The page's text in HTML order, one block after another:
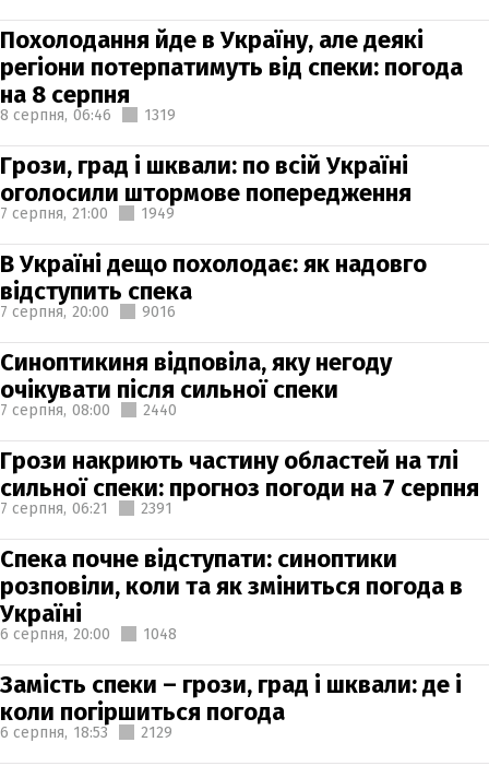
Похолодання йде в Україну, але деякі
регіони потерпатимуть від спеки: погода
на 8 серпня
8 серпня, 06:46 1319
Грози, град і шквали: по всій Україні
оголосили штормове попередження
7 серпня, 21:00 1949
В Україні дещо похолодає: як надовго
відступить спека
7 серпня, 20:00 9016
Синоптикиня відповіла, яку негоду
очікувати після сильної спеки
7 серпня, 08:00 2440
Грози накриють частину областей на тлі
сильної спеки: прогноз погоди на 7 серпня
7 серпня, 06:21 2391
Спека почне відступати: синоптики
розповіли, коли та як зміниться погода в
Україні
6 серпня, 20:00 1048
Замість спеки – грози, град і шквали: де і
коли погіршиться погода
6 серпня, 18:53 2129